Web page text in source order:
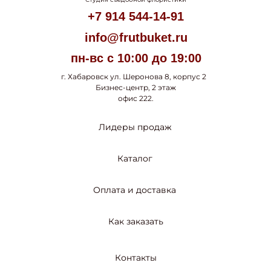
+7 914 544-14-91
info@frutbuket.ru
пн-вс с 10:00 до 19:00
г. Хабаровск ул. Шеронова 8, корпус 2
Бизнес-центр, 2 этаж
офис 222.
Лидеры продаж
Каталог
Оплата и доставка
Как заказать
Контакты